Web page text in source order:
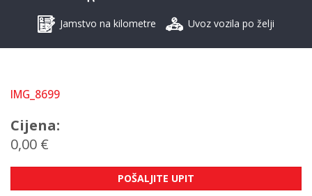
Jamstvo na kilometre Uvoz vozila po želji
IMG_8699
Cijena:
0,00 €
POŠALJITE UPIT